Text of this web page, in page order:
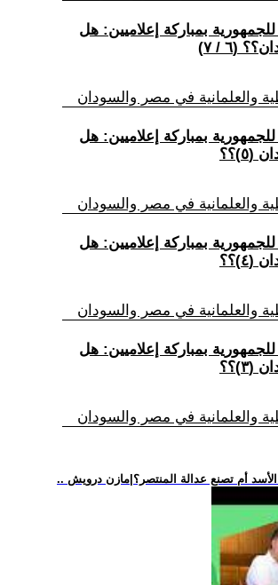
للجمهورية بمباركة إعلاميين: هل
(٦ / ٧)
والعلمانية في مصر والسودان
للجمهورية بمباركة إعلاميين: هل
(٥)؟؟
والعلمانية في مصر والسودان
للجمهورية بمباركة إعلاميين: هل
(٤)؟؟
والعلمانية في مصر والسودان
للجمهورية بمباركة إعلاميين: هل
(٣)؟؟
والعلمانية في مصر والسودان